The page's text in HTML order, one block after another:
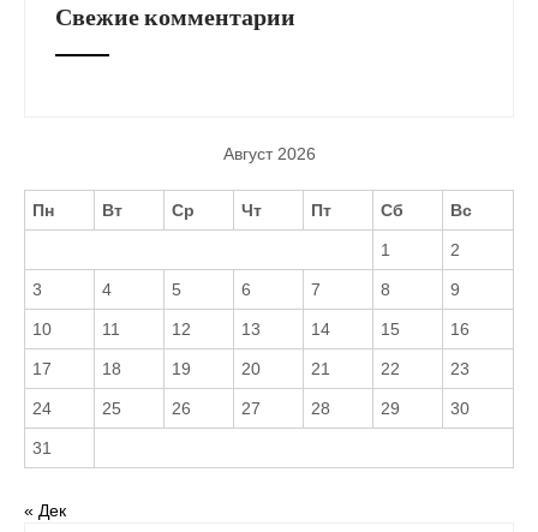
Свежие комментарии
Август 2026
Пн Вт Ср Чт Пт Сб Вс
1 2
3 4 5 6 7 8 9
10 11 12 13 14 15 16
17 18 19 20 21 22 23
24 25 26 27 28 29 30
31
« Дек